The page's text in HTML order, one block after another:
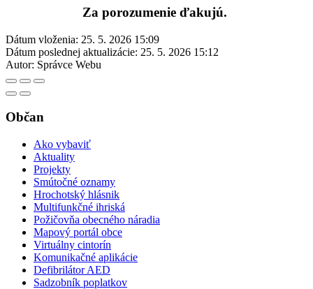
Za porozumenie ďakujú.
Dátum vloženia: 25. 5. 2026 15:09
Dátum poslednej aktualizácie: 25. 5. 2026 15:12
Autor: Správce Webu
Občan
Ako vybaviť
Aktuality
Projekty
Smútočné oznamy
Hrochotský hlásnik
Multifunkčné ihriská
Požičovňa obecného náradia
Mapový portál obce
Virtuálny cintorín
Komunikačné aplikácie
Defibrilátor AED
Sadzobník poplatkov